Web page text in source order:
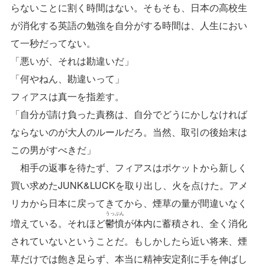
らないことに割く時間はない。そもそも、日本の高校生
が消化する英語の勉強を自分がする時間は、人生におい
て一秒だってない。
「悪いが、それは勘違いだ」
「何やねん、勘違いって」
フィアスは真一を指差す。
「自分が請け負った責務は、自分でどうにかしなければ
ならないのが大人のルールだろ。当然、取引の後始末は
この男がすべきだ」
相手の返事を待たず、フィアスはポケットから新しく
買い求めたJUNK&LUCKを取り出し、火を点けた。アメ
リカから日本に戻ってきてから、煙草の量が間違いなく
増えている。それほど鬱憤
うっぷん
が体内に蓄積され、全く消化
されていないということだ。もしかしたら近い将来、煙
草だけでは飽き足らず、本当に精神安定剤に手を伸ばし